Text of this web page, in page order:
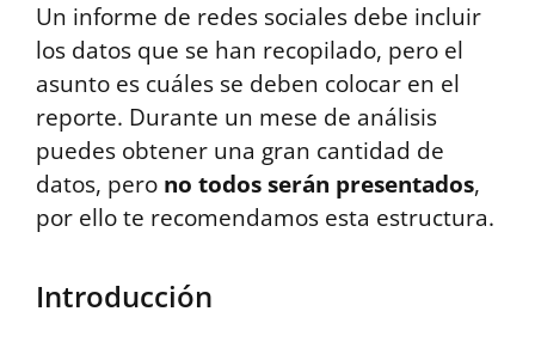
Un informe de redes sociales debe incluir
los datos que se han recopilado, pero el
asunto es cuáles se deben colocar en el
reporte. Durante un mese de análisis
puedes obtener una gran cantidad de
datos, pero no todos serán presentados,
por ello te recomendamos esta estructura.
Introducción